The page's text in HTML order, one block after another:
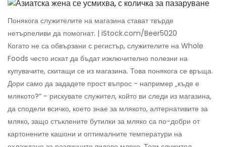
Понякога служителите на магазина стават твърде
нетърпеливи да помогнат. | iStock.com/Beer5020
Когато не са обвързани с регистър, служителите на Whole
Foods често искат да бъдат изключително полезни на
купувачите, скитащи се из магазина. Това понякога се връща.
Дори само да зададете прост въпрос - например „къде е
млякото?“ - рискувате служител, който ви следи из магазина,
да сподели всичко, което знае за млякото, алтернативите за
мляко, защо стъклените бутилки за мляко са по-добри от
картонените кашони и оптималните температури на